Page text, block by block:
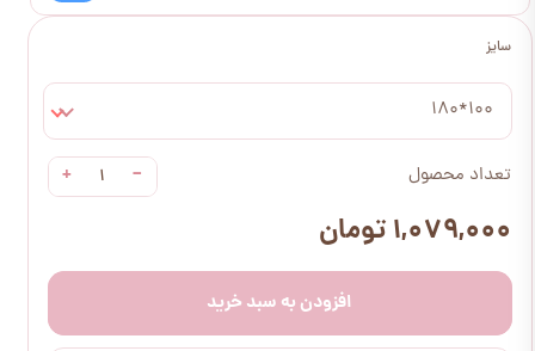
سایز
100*180
تعداد محصول −
+
۱,۰۷۹,۰۰۰ تومان
افزودن به سبد خرید